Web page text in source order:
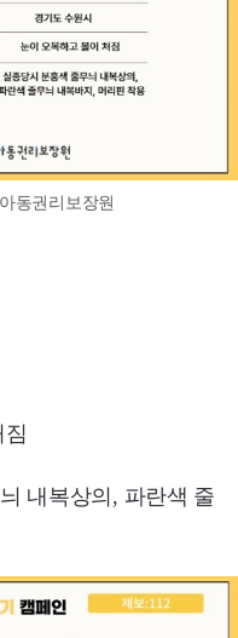
동권리보장원
짐
내복상의, 파란색 줄